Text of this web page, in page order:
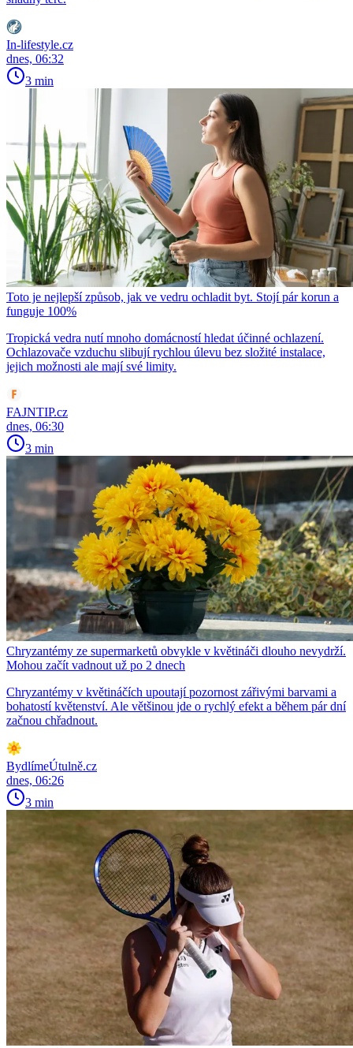
In-lifestyle.cz
dnes, 06:32
3 min
Toto je nejlepší způsob, jak ve vedru ochladit byt. Stojí pár korun a
funguje 100%
Tropická vedra nutí mnoho domácností hledat účinné ochlazení.
Ochlazovače vzduchu slibují rychlou úlevu bez složité instalace,
jejich možnosti ale mají své limity.
FAJNTIP.cz
dnes, 06:30
3 min
Chryzantémy ze supermarketů obvykle v květináči dlouho nevydrží.
Mohou začít vadnout už po 2 dnech
Chryzantémy v květináčích upoutají pozornost zářivými barvami a
bohatostí květenství. Ale většinou jde o rychlý efekt a během pár dní
začnou chřadnout.
BydlímeÚtulně.cz
dnes, 06:26
3 min